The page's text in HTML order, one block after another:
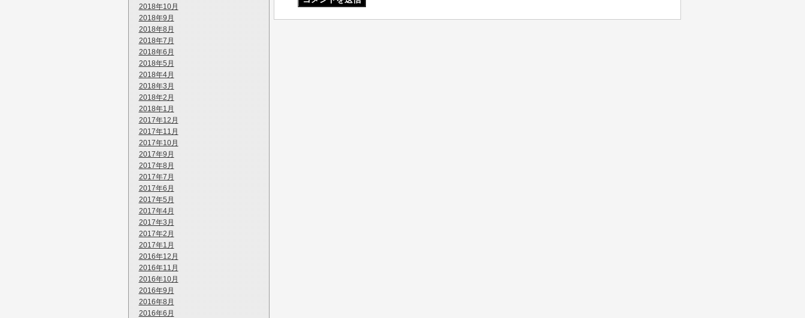
2018年10月
2018年9月
2018年8月
2018年7月
2018年6月
2018年5月
2018年4月
2018年3月
2018年2月
2018年1月
2017年12月
2017年11月
2017年10月
2017年9月
2017年8月
2017年7月
2017年6月
2017年5月
2017年4月
2017年3月
2017年2月
2017年1月
2016年12月
2016年11月
2016年10月
2016年9月
2016年8月
2016年6月